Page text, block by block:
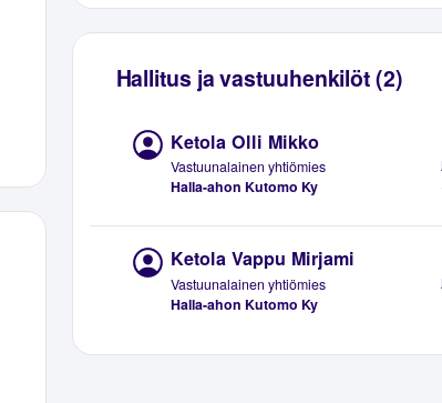
Hallitus ja vastuuhenkilöt (2)
Ketola Olli Mikko
Vastuunalainen yhtiömies
Halla-ahon Kutomo Ky
Ketola Vappu Mirjami
Vastuunalainen yhtiömies
Halla-ahon Kutomo Ky